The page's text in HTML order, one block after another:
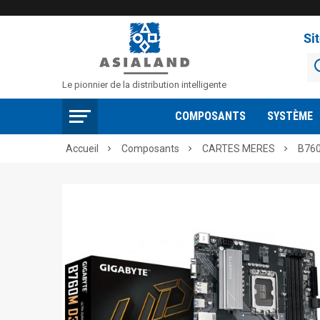
Le pionnier de la distribution intelligente
COMPOSANTS SYSTÈME
Accueil  Composants  CARTES MERES 